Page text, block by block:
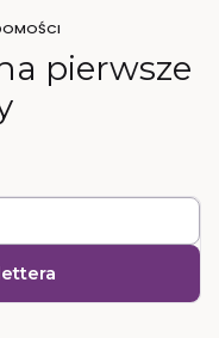
pierwsze